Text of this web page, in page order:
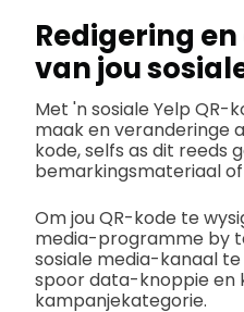
Redigering
van jou
Met 'n sosiale Yelp QR-
maak en veranderinge
kode, selfs as dit reeds
bemarkingsmateriaal
Om jou QR-kode te
media-programme by
sosiale media-kanaal
spoor data-knoppie en
kampanjekategorie.